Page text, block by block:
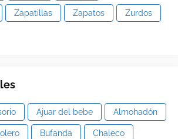
Zapatillas Zapatos Zurdos
Ajuar del bebe Almohadón
Bufanda Chaleco